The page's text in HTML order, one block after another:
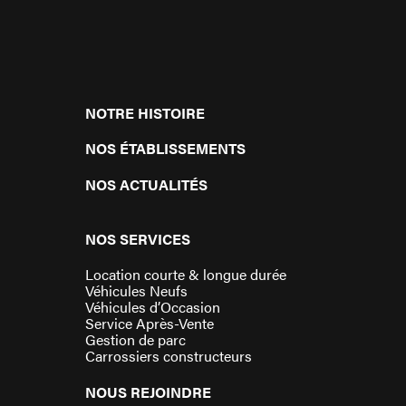
NOTRE HISTOIRE
NOS ÉTABLISSEMENTS
NOS ACTUALITÉS
NOS SERVICES
Location courte & longue durée
Véhicules Neufs
Véhicules d’Occasion
Service Après-Vente
Gestion de parc
Carrossiers constructeurs
NOUS REJOINDRE